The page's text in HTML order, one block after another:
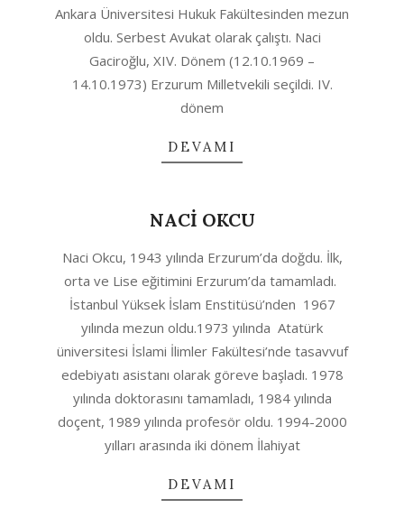
Ankara Üniversitesi Hukuk Fakültesinden mezun
oldu. Serbest Avukat olarak çalıştı. Naci
Gaciroğlu, XIV. Dönem (12.10.1969 –
14.10.1973) Erzurum Milletvekili seçildi. IV.
dönem
DEVAMI
NACİ OKCU
08-
12
Naci Okcu, 1943 yılında Erzurum’da doğdu. İlk,
orta ve Lise eğitimini Erzurum’da tamamladı.
İstanbul Yüksek İslam Enstitüsü’nden 1967
yılında mezun oldu.1973 yılında Atatürk
üniversitesi İslami İlimler Fakültesi’nde tasavvuf
edebiyatı asistanı olarak göreve başladı. 1978
yılında doktorasını tamamladı, 1984 yılında
doçent, 1989 yılında profesör oldu. 1994-2000
yılları arasında iki dönem İlahiyat
DEVAMI